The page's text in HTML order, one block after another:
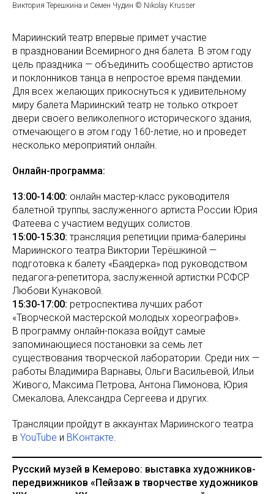
Виктория Терешкина и Семен Чудин © Nikolay Krusser
Мариинский театр впервые примет участие
в праздновании Всемирного дня балета. В этом году
цель праздника — объединить сообщество артистов
и поклонников танца в непростое время пандемии.
Для всех желающих прикоснуться к удивительному
миру балета Мариинский театр не только откроет
двери своего великолепного исторического здания,
отмечающего в этом году 160-летие, но и проведет
несколько мероприятий онлайн.
Онлайн-программа:
13:00-14:00: онлайн мастер-класс руководителя
балетной труппы, заслуженного артиста России Юрия
Фатеева с участием ведущих солистов.
15:00-15:30: трансляция репетиции прима-балерины
Мариинского театра Виктории Терёшкиной —
подготовка к балету «Баядерка» под руководством
педагога-репетитора, заслуженной артистки РСФСР
Любови Кунаковой.
15:30-17:00: ретроспектива лучших работ
«Творческой мастерской молодых хореографов».
В программу онлайн-показа войдут самые
запоминающиеся постановки за семь лет
существования творческой лаборатории. Среди них —
работы Владимира Варнавы, Ольги Васильевой, Ильи
Живого, Максима Петрова, Антона Пимонова, Юрия
Смекалова, Александра Сергеева и других.
Трансляции пройдут в аккаунтах Мариинского театра
в YouTube и ВКонтакте.
Русский музей в Кемерово: выставка художников-
передвижников «Пейзаж в творчестве художников